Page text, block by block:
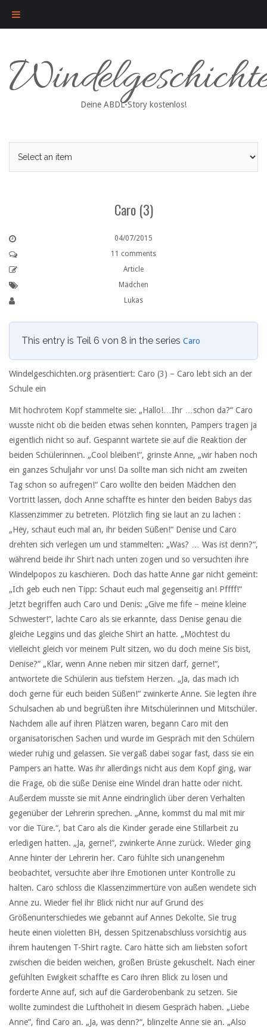
content
Deine ABDL-Story kostenlos!
Caro (3)
04/07/2015
11 comments
Article
Mädchen
Lukas
This entry is Teil 6 von 8 in the series Caro
Windelgeschichten.org präsentiert: Caro (3) – Caro lebt sich an der
Schule ein
Mit hochrotem Kopf stammelte sie: „Hallo!…Ihr …schon da?“ Caro
wusste nicht ob die beiden etwas sehen konnten, Pampers tragen ja
eigentlich nicht so auf. Gespannt wartete sie auf die Reaktion der
beiden Schülerinnen. „Cool bleiben!“, grinste Anne, „wir haben noch
ein ganzes Schuljahr vor uns! Da sollte man sich nicht am zweiten
Tag schon so aufregen!“ Caro wollte den beiden Mädchen den
Vortritt lassen, doch Anne schaffte es hinter den beiden Babys das
Klassenzimmer zu betreten. Plötzlich fing sie laut an zu lachen :
„Hey, schaut euch mal an, ihr beiden Süßen!“ Denise und Caro
drehten sich verlegen um und stammelten: „Was? … Was ist denn?“,
während beide ihr Shirt nach unten zogen und so versuchten ihre
Windelpopos zu kaschieren. Doch das hatte Anne gar nicht gemeint:
„Ich geb euch nen Tipp: Schaut euch mal gegenseitig an! Pffff!“
Jetzt begriffen auch Caro und Denis: „Give me fife – meine kleine
Schwester!“, lachte Caro als sie erkannte, dass Denise genau die
gleiche Leggins und das gleiche Shirt an hatte. „Möchtest du
vielleicht gleich vor meinem Pult sitzen, wo du doch meine Sis bist,
Denise?“ „Klar, wenn Anne neben mir sitzen darf, gerne!“,
antwortete die Schülerin aus tiefstem Herzen. „Ja, das mach ich
doch gerne für euch beiden Süßen!“ zwinkerte Anne. Sie legten ihre
Schulsachen ab und begrüßten ihre Mitschülerinnen und Mitschüler.
Nachdem alle auf ihren Plätzen waren, begann Caro mit den
organisatorischen Sachen und wurde im Gespräch mit den Schülern
wieder ruhig und gelassen. Sie vergaß dabei sogar fast, dass sie ein
Pampers an hatte. Was ihr allerdings nicht aus dem Kopf ging, war
die Frage, ob die süße Denise eine Windel dran hatte oder nicht.
Außerdem musste sie mit Anne eindringlich über deren Verhalten
gegenüber der Lehrerin sprechen. „Anne, kommst du mal mit mir
vor die Türe.“, bat Caro als die Kinder gerade eine Stillarbeit zu
erledigen hatten. „Ja, gerne!“, zwinkerte Anne zurück. Wieder ging
Anne hinter der Lehrerin her. Caro fühlte sich unangenehm
beobachtet, versuchte aber ihre Emotionen unter Kontrolle zu
halten. Caro schloss die Klassenzimmertüre von außen wendete sich
Anne zu. Wieder fiel ihr Blick nicht nur auf Grund des
Größenunterschiedes wie gebannt auf Annes Dekolte. Sie trug
heute einen violetten BH, dessen Spitzenabschluss vorsichtig aus
ihrem hautengen T-Shirt ragte. Caro hätte sich am liebsten sofort
zwischen die beiden weichen, großen Brüste gekuschelt. Nach einer
gefühlten Ewigkeit schaffte es Caro ihren Blick zu lösen und
forderte Anne auf, sich auf die Garderobenbank zu setzen. Sie
wollte zumindest die Lufthoheit in diesem Gespräch haben. „Liebe
Anne“, find Caro an. „Ja, was denn?“, blinzelte Anne sie an. „Also